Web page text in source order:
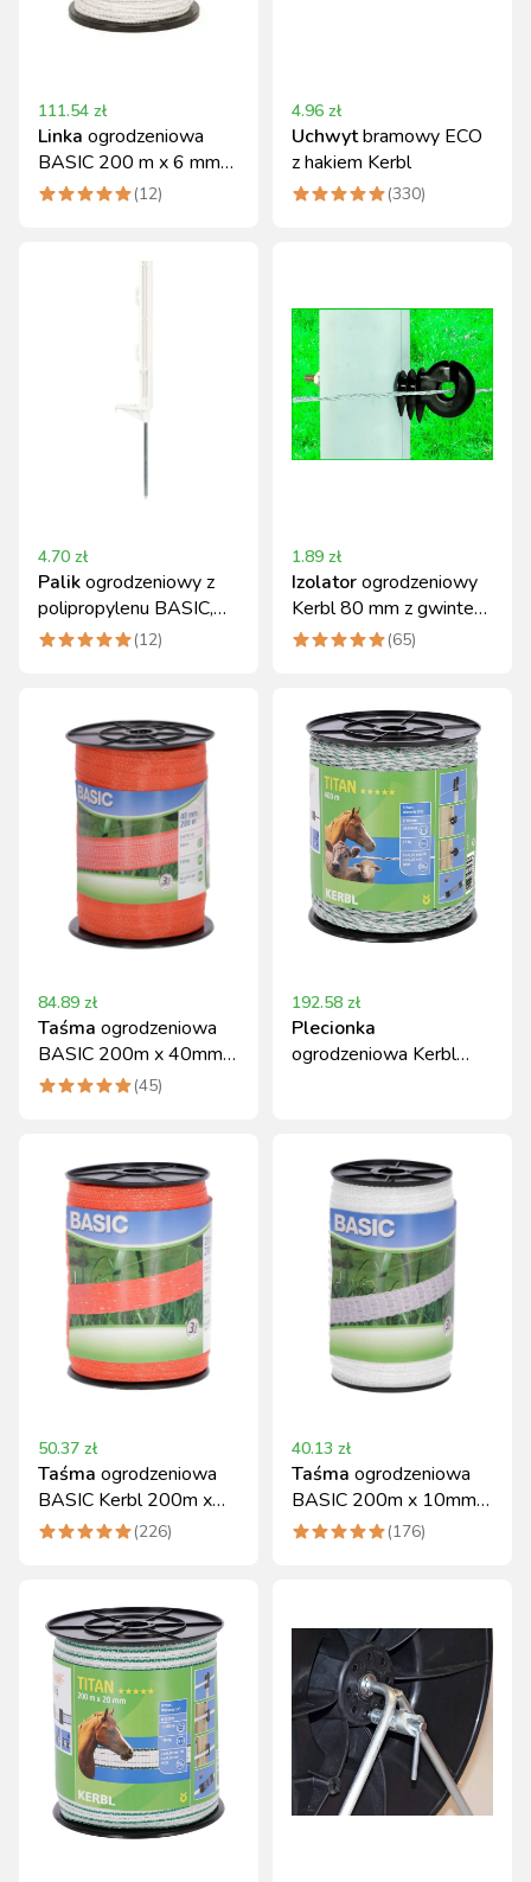
111.54 zł
Linka ogrodzeniowa
BASIC 200 m x 6 mm
biała Kerbl (12)
4.96 zł
Uchwytbramowy ECO
z hakiem Kerbl
(330)
4.70 zł
Palikogrodzeniowy z
polipropylenu BASIC,
70 cm, biały(12)
1.89 zł
Izolatorogrodzeniowy
Kerbl 80 mm z gwintem
metrycznym 6 mm
(65)
84.89 zł
Taśma ogrodzeniowa
BASIC 200m x 40mm
pomarańczowa Kerbl
(45)
192.58 zł
Plecionka
ogrodzeniowa Kerbl
50.37 zł
Taśma ogrodzeniowa
BASIC Kerbl 200m x
20mm pomarańczowa
(226)
40.13 zł
Taśma ogrodzeniowa
BASIC 200m x 10mm
biała Kerbl (176)